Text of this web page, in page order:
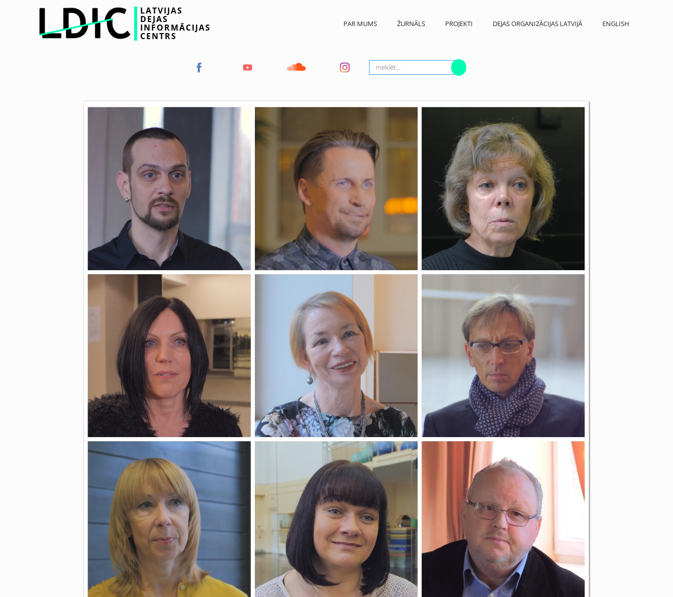
LATVIJAS
DEJAS
INFORMĀCIJAS
CENTRS
PAR MUMS ŽURNĀLS PROJEKTI DEJAS ORGANIZĀCIJAS LATVIJĀ ENGLISH